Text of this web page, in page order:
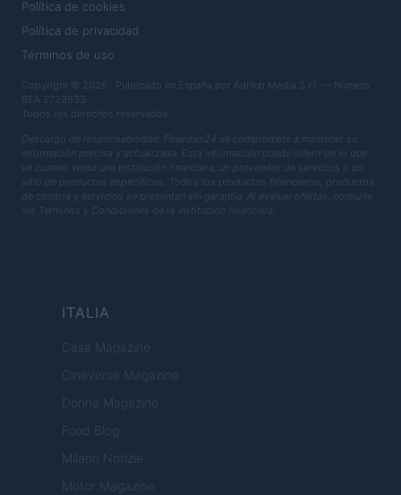
Política de cookies
Política de privacidad
Términos de uso
Copyright © 2026 · Publicado en España por AdHub Media S.r.l. — Número
REA 2729933
Todos los derechos reservados
Descargo de responsabilidad: Finanzas24 se compromete a mantener su
información precisa y actualizada. Esta información puede diferir de lo que
ve cuando visita una institución financiera, un proveedor de servicios o un
sitio de productos específicos. Todos los productos financieros, productos
de compra y servicios se presentan sin garantía. Al evaluar ofertas, consulte
los Términos y Condiciones de la institución financiera.
ITALIA
Casa Magazine
Cineverse Magazine
Donne Magazine
Food Blog
Milano Notizie
Motor Magazine